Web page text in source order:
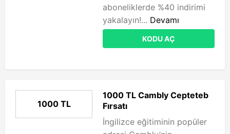
aboneliklerde %40 indirimi
yakalayın!... Devamı
KODU AÇ
1000 TL
1000 TL Cambly Cepteteb
Fırsatı
İngilizce eğitiminin popüler